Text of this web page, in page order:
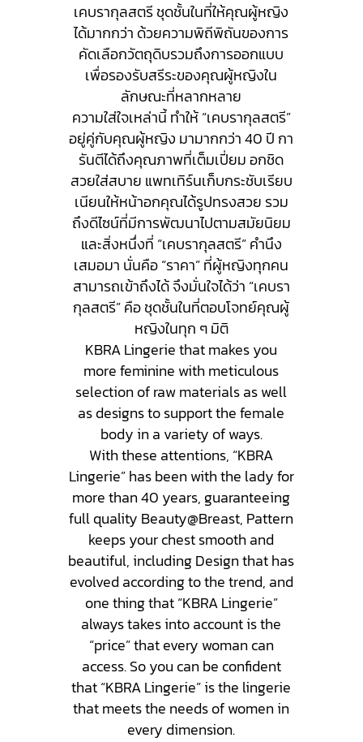
เคบรากุลสตรี ชุดชั้นในที่ให้คุณผู้หญิง
ได้มากกว่า ด้วยความพิถีพิถันของการ
คัดเลือกวัตถุดิบรวมถึงการออกแบบ
เพื่อรองรับสรีระของคุณผู้หญิงใน
ลักษณะที่หลากหลาย
ความใส่ใจเหล่านี้ ทำให้ “เคบรากุลสตรี”
อยู่คู่กับคุณผู้หญิง มามากกว่า 40 ปี กา
รันตีได้ถึงคุณภาพที่เต็มเปี่ยม อกชิด
สวยใส่สบาย แพทเทิร์นเก็บกระชับเรียบ
เนียนให้หน้าอกคุณได้รูปทรงสวย รวม
ถึงดีไซน์ที่มีการพัฒนาไปตามสมัยนิยม
และสิ่งหนึ่งที่ “เคบรากุลสตรี” คำนึง
เสมอมา นั่นคือ “ราคา” ที่ผู้หญิงทุกคน
สามารถเข้าถึงได้ จึงมั่นใจได้ว่า “เคบรา
กุลสตรี” คือ ชุดชั้นในที่ตอบโจทย์คุณผู้
หญิงในทุก ๆ มิติ
KBRA Lingerie that makes you
more feminine with meticulous
selection of raw materials as well
as designs to support the female
body in a variety of ways.
With these attentions, “KBRA
Lingerie” has been with the lady for
more than 40 years, guaranteeing
full quality Beauty@Breast, Pattern
keeps your chest smooth and
beautiful, including Design that has
evolved according to the trend, and
one thing that “KBRA Lingerie”
always takes into account is the
“price” that every woman can
access. So you can be confident
that “KBRA Lingerie” is the lingerie
that meets the needs of women in
every dimension.